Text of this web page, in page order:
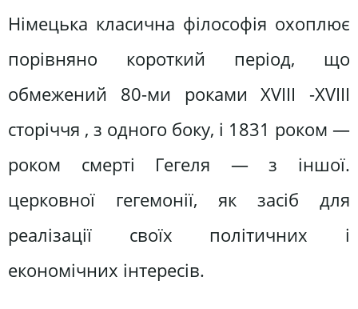
Німецька класична філософія охоплює
порівняно короткий період, що
обмежений 80-ми роками XVIII -XVIII
сторіччя , з одного боку, і 1831 роком —
роком смерті Гегеля — з іншої.
церковної гегемонії, як засіб для
реалізації своїх політичних і
економічних інтересів.